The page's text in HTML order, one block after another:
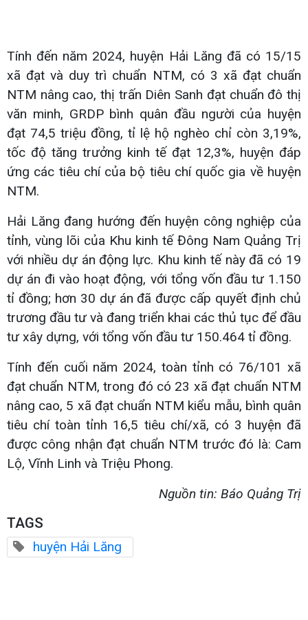
Tính đến năm 2024, huyện Hải Lăng đã có 15/15
xã đạt và duy trì chuẩn NTM, có 3 xã đạt chuẩn
NTM nâng cao, thị trấn Diên Sanh đạt chuẩn đô thị
văn minh, GRDP bình quân đầu người của huyện
đạt 74,5 triệu đồng, tỉ lệ hộ nghèo chỉ còn 3,19%,
tốc độ tăng trưởng kinh tế đạt 12,3%, huyện đáp
ứng các tiêu chí của bộ tiêu chí quốc gia về huyện
NTM.
Hải Lăng đang hướng đến huyện công nghiệp của
tỉnh, vùng lõi của Khu kinh tế Đông Nam Quảng Trị
với nhiều dự án động lực. Khu kinh tế này đã có 19
dự án đi vào hoạt động, với tổng vốn đầu tư 1.150
tỉ đồng; hơn 30 dự án đã được cấp quyết định chủ
trương đầu tư và đang triển khai các thủ tục để đầu
tư xây dựng, với tổng vốn đầu tư 150.464 tỉ đồng.
Tính đến cuối năm 2024, toàn tỉnh có 76/101 xã
đạt chuẩn NTM, trong đó có 23 xã đạt chuẩn NTM
nâng cao, 5 xã đạt chuẩn NTM kiểu mẫu, bình quân
tiêu chí toàn tỉnh 16,5 tiêu chí/xã, có 3 huyện đã
được công nhận đạt chuẩn NTM trước đó là: Cam
Lộ, Vĩnh Linh và Triệu Phong.
Nguồn tin: Báo Quảng Trị
TAGS
huyện Hải Lăng